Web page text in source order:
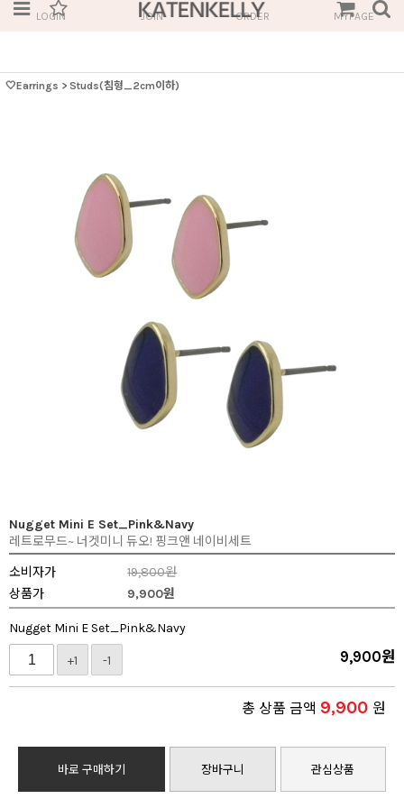
LOGIN JOIN ORDER MYPAGE
🤍Earrings > Studs(침형_2cm이하)
Nugget Mini E Set_Pink&Navy
레트로무드~ 너겟미니 듀오! 핑크앤 네이비세트
소비자가
19,800원
상품가
9,900원
Nugget Mini E Set_Pink&Navy
+1 -1 9,900원
총 상품 금액 9,900 원
바로 구매하기 장바구니 관심상품